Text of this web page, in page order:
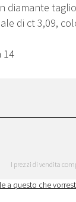
diamante
di ct 3,09,
14
I prezzi di vendita
a questo che